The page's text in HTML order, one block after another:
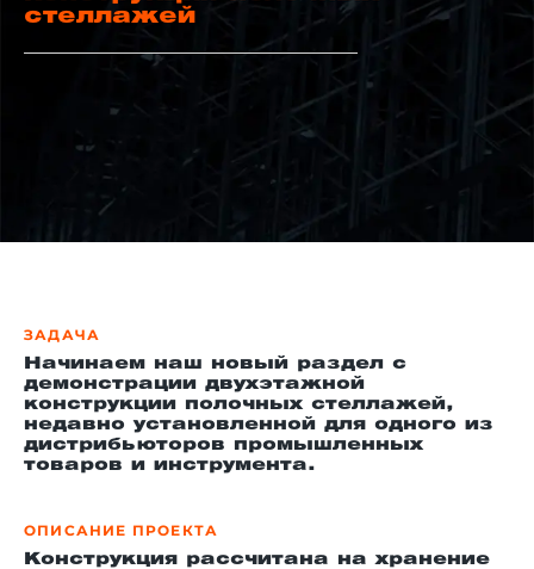
стеллажей
ЗАДАЧА
Начинаем наш новый раздел с
демонстрации двухэтажной
конструкции полочных стеллажей,
недавно установленной для одного из
дистрибьюторов промышленных
товаров и инструмента.
ОПИСАНИЕ ПРОЕКТА
Конструкция рассчитана на хранение